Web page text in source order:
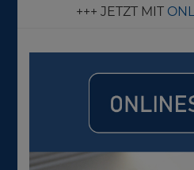
+++ JETZT MIT